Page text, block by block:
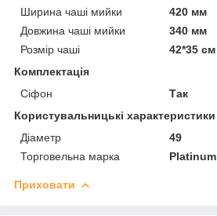
Ширина чаші мийки
420 мм
Довжина чаші мийки
340 мм
Розмір чаші
42*35 см
Комплектація
Сіфон
Так
Користувальницькі характеристики
Діаметр
49
Торговельна марка
Platinum
Приховати